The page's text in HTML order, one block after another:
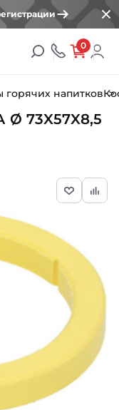
0
горячих напитков
73X57X8,5